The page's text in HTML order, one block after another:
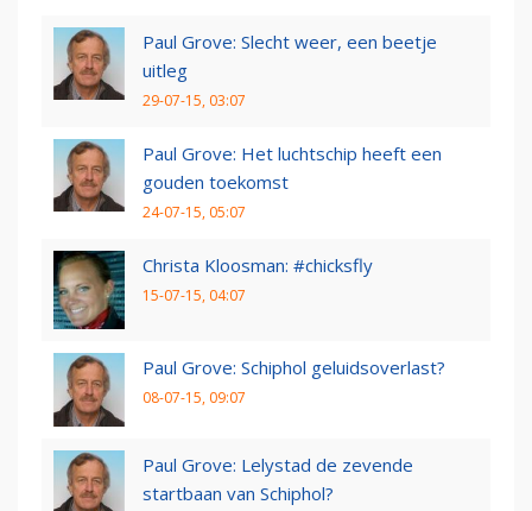
Paul Grove: Slecht weer, een beetje
uitleg
29-07-15, 03:07
Paul Grove: Het luchtschip heeft een
gouden toekomst
24-07-15, 05:07
Christa Kloosman: #chicksfly
15-07-15, 04:07
Paul Grove: Schiphol geluidsoverlast?
08-07-15, 09:07
Paul Grove: Lelystad de zevende
startbaan van Schiphol?